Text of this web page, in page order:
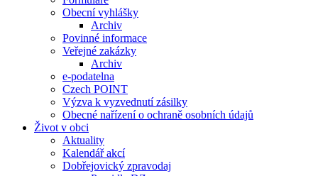
Obecní vyhlášky
Archiv
Povinné informace
Veřejné zakázky
Archiv
e-podatelna
Czech POINT
Výzva k vyzvednutí zásilky
Obecné nařízení o ochraně osobních údajů
Život v obci
Aktuality
Kalendář akcí
Dobřejovický zpravodaj